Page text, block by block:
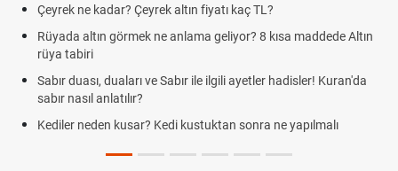
Çeyrek ne kadar? Çeyrek altın fiyatı kaç TL?
Rüyada altın görmek ne anlama geliyor? 8 kısa maddede Altın
rüya tabiri
Sabır duası, duaları ve Sabır ile ilgili ayetler hadisler! Kuran'da
sabır nasıl anlatılır?
Kediler neden kusar? Kedi kustuktan sonra ne yapılmalı